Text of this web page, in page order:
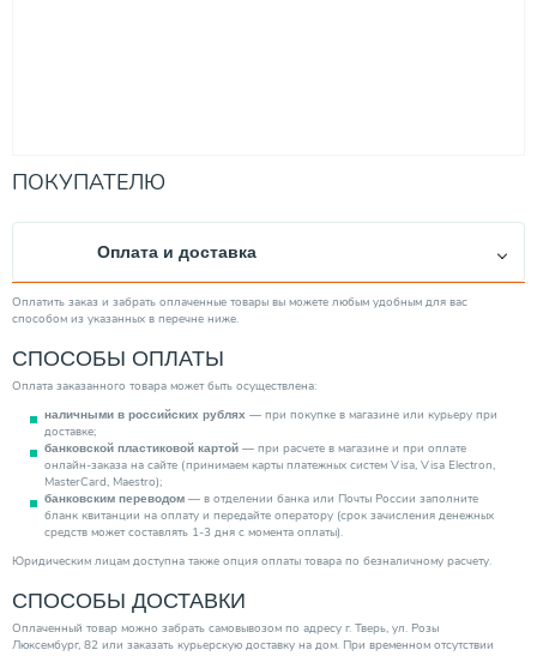
ПОКУПАТЕЛЮ
Оплата и доставка
Оплатить заказ и забрать оплаченные товары вы можете любым удобным для вас
способом из указанных в перечне ниже.
СПОСОБЫ ОПЛАТЫ
Оплата заказанного товара может быть осуществлена:
наличными в российских рублях — при покупке в магазине или курьеру при
доставке;
банковской пластиковой картой — при расчете в магазине и при оплате
онлайн-заказа на сайте (принимаем карты платежных систем Visa, Visa Electron,
MasterCard, Maestro);
банковским переводом — в отделении банка или Почты России заполните
бланк квитанции на оплату и передайте оператору (срок зачисления денежных
средств может составлять 1-3 дня с момента оплаты).
Юридическим лицам доступна также опция оплаты товара по безналичному расчету.
СПОСОБЫ ДОСТАВКИ
Оплаченный товар можно забрать самовывозом по адресу г. Тверь, ул. Розы
Люксембург, 82 или заказать курьерскую доставку на дом. При временном отсутствии